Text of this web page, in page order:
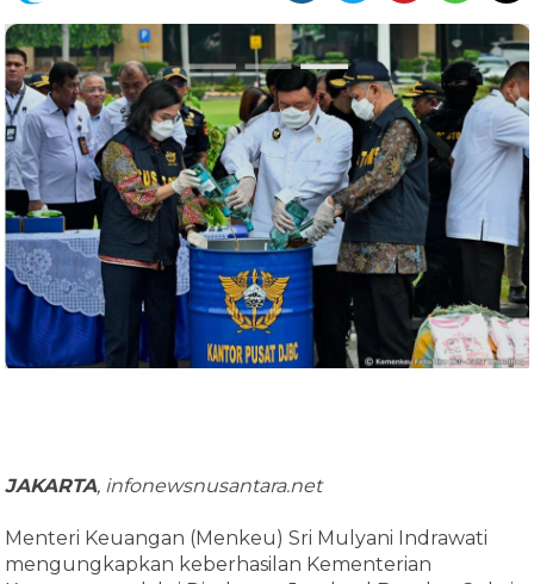
JAKARTA, infonewsnusantara.net
Menteri Keuangan (Menkeu) Sri Mulyani Indrawati
mengungkapkan keberhasilan Kementerian